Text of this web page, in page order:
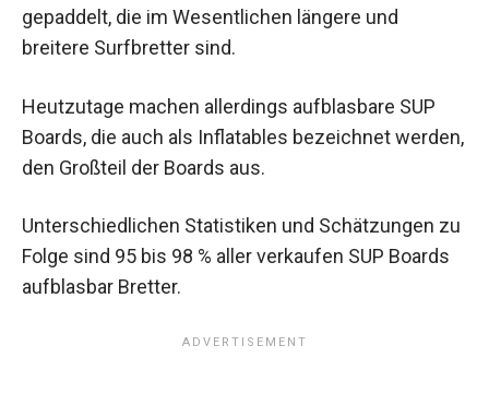
gepaddelt, die im Wesentlichen längere und
breitere Surfbretter sind.
Heutzutage machen allerdings aufblasbare SUP
Boards, die auch als Inflatables bezeichnet werden,
den Großteil der Boards aus.
Unterschiedlichen Statistiken und Schätzungen zu
Folge sind 95 bis 98 % aller verkaufen SUP Boards
aufblasbar Bretter.